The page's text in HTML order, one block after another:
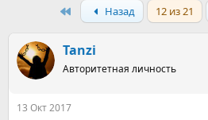
т
е
т
а
ч
а
Назад 12 из 21
Tanzi
Авторитетная личность
13 Окт 2017